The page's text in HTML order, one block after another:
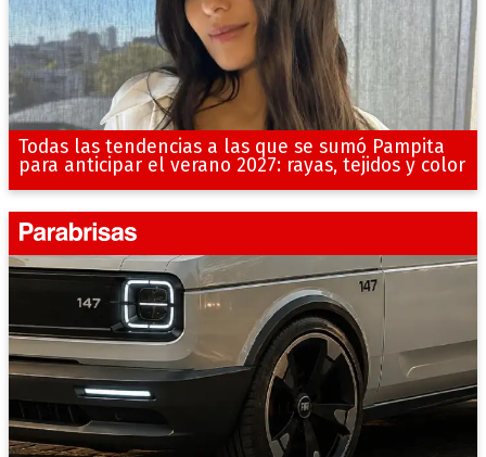
Todas las tendencias a las que se sumó Pampita
para anticipar el verano 2027: rayas, tejidos y color